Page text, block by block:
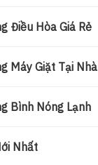
Điều Hòa Giá Rẻ
Máy Giặt Tại Nhà
Bình Nóng Lạnh
Nhất